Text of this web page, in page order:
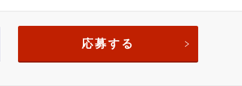
応募する